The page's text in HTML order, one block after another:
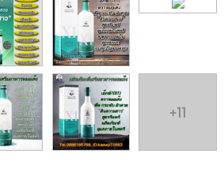
+11